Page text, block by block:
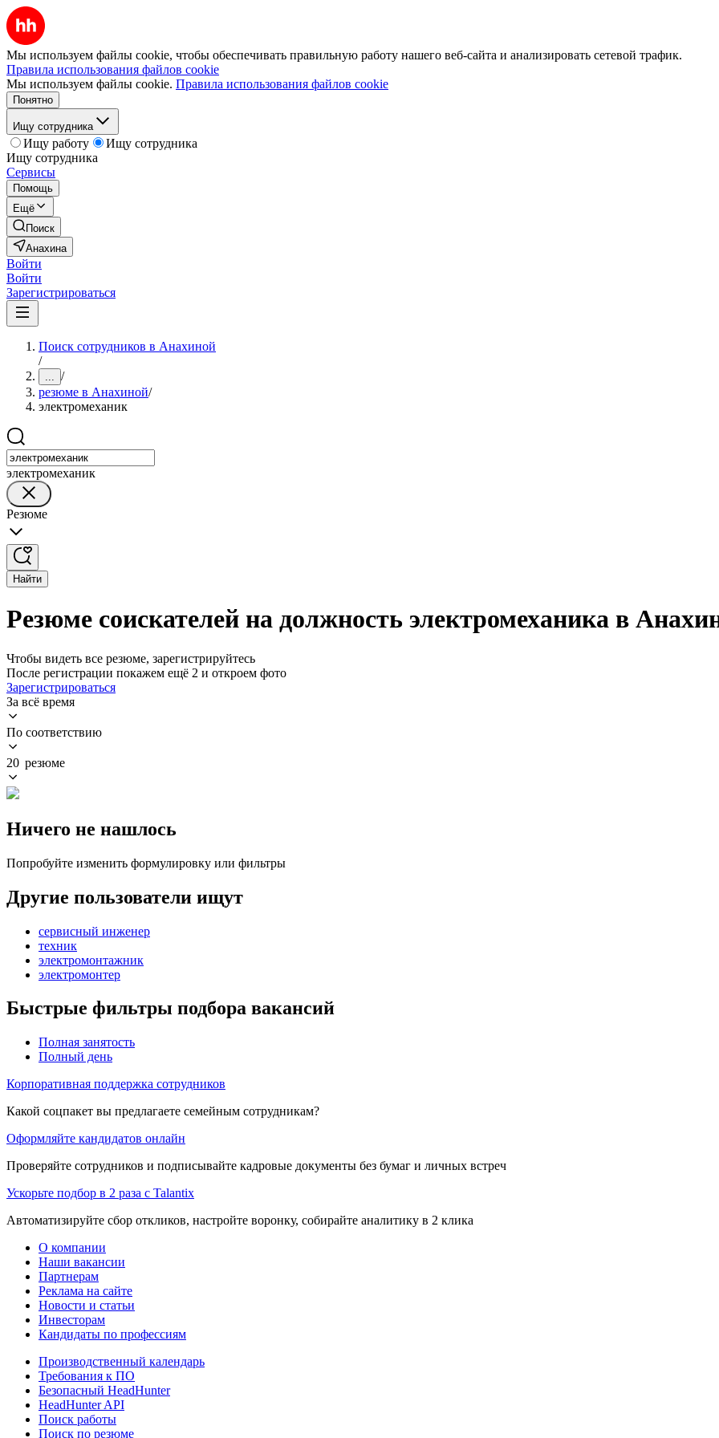
Мы используем файлы cookie, чтобы обеспечивать правильную работу нашего веб-сайта и анализировать сетевой трафик.
Правила использования файлов cookie
Мы используем файлы cookie. Правила использования файлов cookie
Понятно
Ищу сотрудника
Ищу работу
Ищу сотрудника
Ищу сотрудника
Сервисы
Помощь
Ещё
Поиск
Анахина
Войти
Войти
Зарегистрироваться
Поиск сотрудников в Анахиной
/
... /
резюме в Анахиной/
электромеханик
электромеханик
Резюме
Найти
Резюме соискателей на должность электромеханика в
Чтобы видеть все резюме, зарегистрируйтесь
После регистрации покажем ещё 2 и откроем фото
Зарегистрироваться
За всё время
По соответствию
20 резюме
Ничего не нашлось
Попробуйте изменить формулировку или фильтры
Другие пользователи ищут
сервисный инженер
техник
электромонтажник
электромонтер
Быстрые фильтры подбора вакансий
Полная занятость
Полный день
Корпоративная поддержка сотрудников
Какой соцпакет вы предлагаете семейным сотрудникам?
Оформляйте кандидатов онлайн
Проверяйте сотрудников и подписывайте кадровые документы без бумаг и личных встреч
Ускорьте подбор в 2 раза с Talantix
Автоматизируйте сбор откликов, настройте воронку, собирайте аналитику в 2 клика
О компании
Наши вакансии
Партнерам
Реклама на сайте
Новости и статьи
Инвесторам
Кандидаты по профессиям
Производственный календарь
Требования к ПО
Безопасный HeadHunter
HeadHunter API
Поиск работы
Поиск по резюме